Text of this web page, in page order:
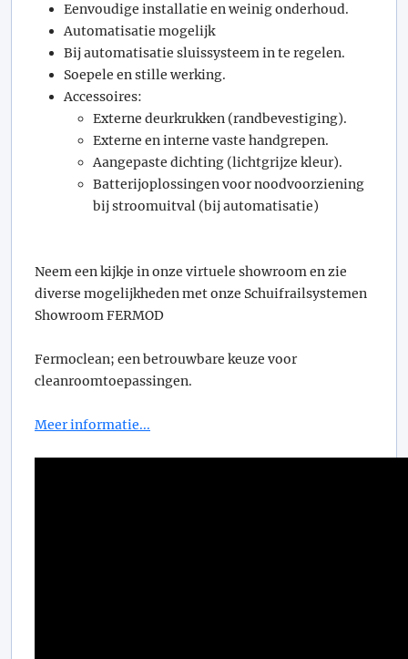
Eenvoudige installatie en weinig onderhoud.
Automatisatie mogelijk
Bij automatisatie sluissysteem in te regelen.
Soepele en stille werking.
Accessoires:
Externe deurkrukken (randbevestiging).
Externe en interne vaste handgrepen.
Aangepaste dichting (lichtgrijze kleur).
Batterijoplossingen voor noodvoorziening
bij stroomuitval (bij automatisatie)
Neem een kijkje in onze virtuele showroom en zie
diverse mogelijkheden met onze Schuifrailsystemen
Showroom FERMOD
Fermoclean; een betrouwbare keuze voor
cleanroomtoepassingen.
Meer informatie...